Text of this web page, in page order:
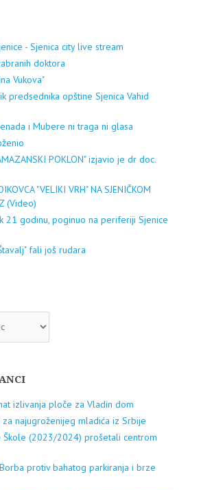
- Sjenica city live stream
doktora
Vukova"
predsednika opštine Sjenica Vahid
i Mubere ni traga ni glasa
POKLON" izjavio je dr doc.
"VELIKI VRH" NA SJENIČKOM
(Video)
21 godinu, poginuo na periferiji Sjenice
fali još rudara
izlivanja ploče za Vladin dom
za najugroženijeg mladića iz Srbije
Škole (2023/2024) prošetali centrom
protiv bahatog parkiranja i brze